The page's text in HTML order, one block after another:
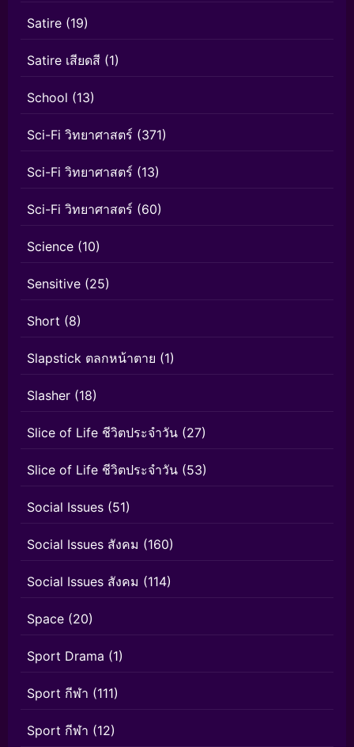
Satire (19)
Satire เสียดสี (1)
School (13)
Sci-Fi วิทยาศาสตร์ (371)
Sci-Fi วิทยาศาสตร์ (13)
Sci-Fi วิทยาศาสตร์ (60)
Science (10)
Sensitive (25)
Short (8)
Slapstick ตลกหน้าตาย (1)
Slasher (18)
Slice of Life ชีวิตประจำวัน (27)
Slice of Life ชีวิตประจำวัน (53)
Social Issues (51)
Social Issues สังคม (160)
Social Issues สังคม (114)
Space (20)
Sport Drama (1)
Sport กีฬา (111)
Sport กีฬา (12)